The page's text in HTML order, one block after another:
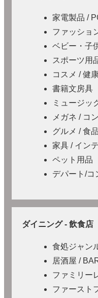
家電製品 /
ファッショ
ベビー・子
スポーツ用
コスメ / 健
書籍文房具
ミュージッ
メガネ / コ
グルメ / 食
家具 / イン
ペット用品
デパート/コ
ダイニング - 飲食店
食処ジャン
居酒屋 /
ファミリー
ファースト